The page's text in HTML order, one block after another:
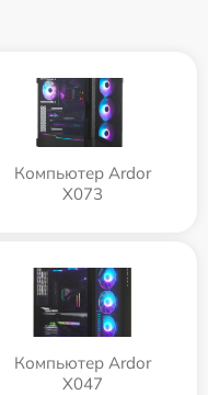
Компьютер Ardor
X073
Компьютер Ardor
X047